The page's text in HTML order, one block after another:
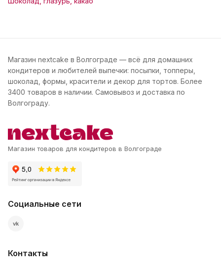
Магазин nextcake в Волгограде — всё для домашних
кондитеров и любителей выпечки: посыпки, топперы,
шоколад, формы, красители и декор для тортов. Более
3400 товаров в наличии. Самовывоз и доставка по
Волгограду.
Магазин товаров для кондитеров в Волгограде
Социальные сети
vk
Контакты